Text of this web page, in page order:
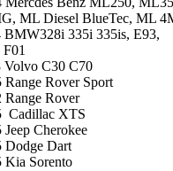
ML Diesel BlueTec, ML
BMW328i 335i 335is, E93,
Volvo C30 C70
Range Rover Sport
Range Rover
Cadillac XTS
Jeep Cherokee
Dodge Dart
Kia Sorento